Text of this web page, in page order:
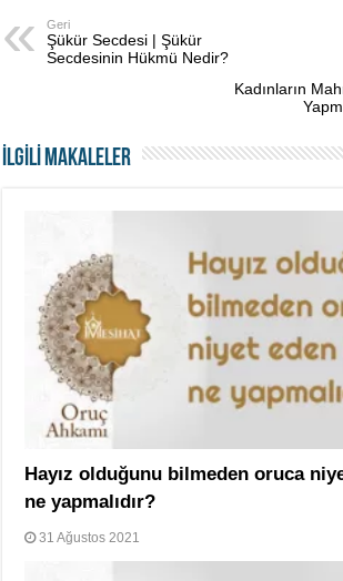
Geri
Şükür Secdesi | Şükür
Secdesinin Hükmü Nedir?
Kadınların
İLGİLİ MAKALELER
Hayız olduğunu bilmeden oruca
ne yapmalıdır?
31 Ağustos 2021